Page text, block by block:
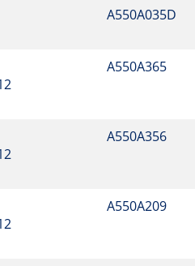
A550A035D
A550A365
A550A356
A550A209